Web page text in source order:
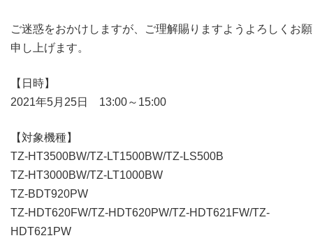
ご迷惑をおかけしますが、ご理解賜りますようよろしくお
申し上げます。
【日時】
2021年5月25日 13:00～15:00
【対象機種】
TZ-HT3500BW/TZ-LT1500BW/TZ-LS500B
TZ-HT3000BW/TZ-LT1000BW
TZ-BDT920PW
TZ-HDT620FW/TZ-HDT620PW/TZ-HDT621FW/TZ-
HDT621PW